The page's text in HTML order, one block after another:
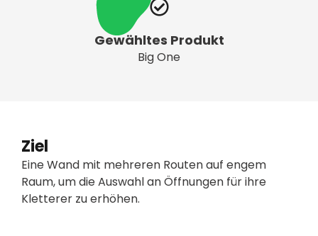
Gewähltes Produkt
Big One
Ziel
Eine Wand mit mehreren Routen auf engem
Raum, um die Auswahl an Öffnungen für ihre
Kletterer zu erhöhen.